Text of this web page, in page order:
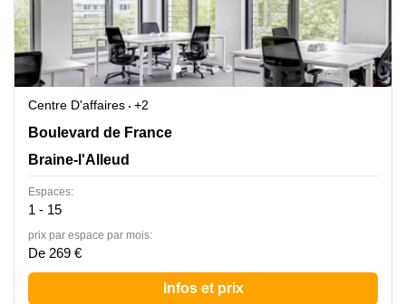
Centre D'affaires
+2
Boulevard de France 9, Braine-l'Alleud
Boulevard de France
Braine-l'Alleud
Espaces:
1 - 15
prix par espace par mois:
De 269 €
Infos et prix